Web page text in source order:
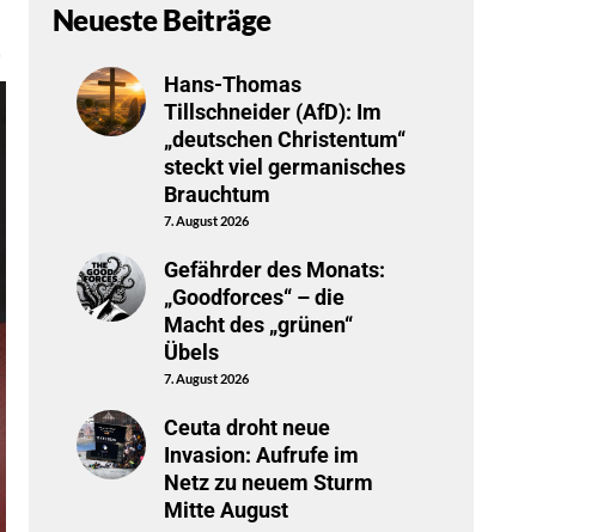
Neueste Beiträge
Hans-Thomas
Tillschneider (AfD): Im
„deutschen Christentum“
steckt viel germanisches
Brauchtum
7. August 2026
Gefährder des Monats:
„Goodforces“ – die
Macht des „grünen“
Übels
7. August 2026
Ceuta droht neue
Invasion: Aufrufe im
Netz zu neuem Sturm
Mitte August